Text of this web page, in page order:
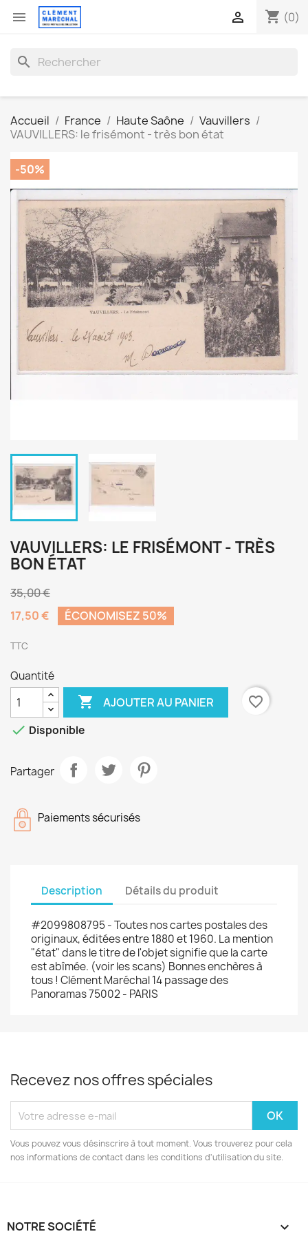
 shopping_cart (0)

search
Accueil France Haute Saône
Vauvillers
VAUVILLERS: le frisémont - très bon état
-50%
VAUVILLERS: LE FRISÉMONT - TRÈS
BON ÉTAT
35,00 €
17,50 €
ÉCONOMISEZ 50%
TTC
Quantité
 AJOUTER AU PANIER
favorite_border
 Disponible
Partager
Paiements sécurisés
Description Détails du produit
#2099808795 - Toutes nos cartes postales des
originaux, éditées entre 1880 et 1960. La mention
"état" dans le titre de l'objet signifie que la carte
est abîmée. (voir les scans) Bonnes enchères à
tous ! Clément Maréchal 14 passage des
Panoramas 75002 - PARIS
Recevez nos offres spéciales
Vous pouvez vous désinscrire à tout moment. Vous trouverez pour cela
nos informations de contact dans les conditions d'utilisation du site.
NOTRE SOCIÉTÉ 